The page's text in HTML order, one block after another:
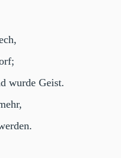
wurde Geist.